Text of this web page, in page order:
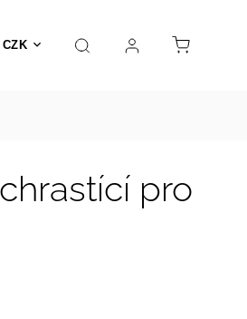
CZK
Hračky Prodejna Kontakt
pro